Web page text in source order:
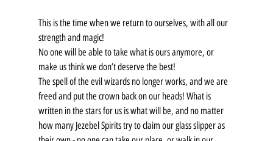
This is the time when we return to ourselves, with all our
strength and magic!
No one will be able to take what is ours anymore, or
make us think we don’t deserve the best!
The spell of the evil wizards no longer works, and we are
freed and put the crown back on our heads! What is
written in the stars for us is what will be, and no matter
how many Jezebel Spirits try to claim our glass slipper as